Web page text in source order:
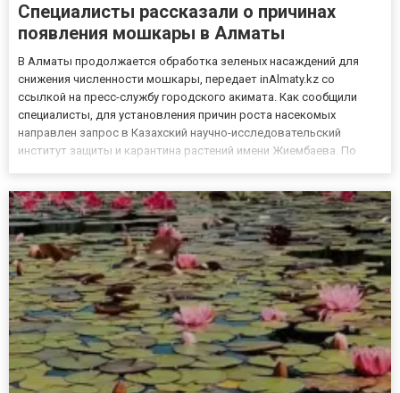
Специалисты рассказали о причинах
появления мошкары в Алматы
В Алматы продолжается обработка зеленых насаждений для
снижения численности мошкары, передает inAlmaty.kz со
ссылкой на пресс-службу городского акимата. Как сообщили
специалисты, для установления причин роста насекомых
направлен запрос в Казахский научно-исследовательский
институт защиты и карантина растений имени Жиембаева. По
ростом зелёных насажде...